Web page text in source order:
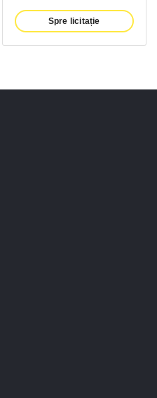
Spre licitație